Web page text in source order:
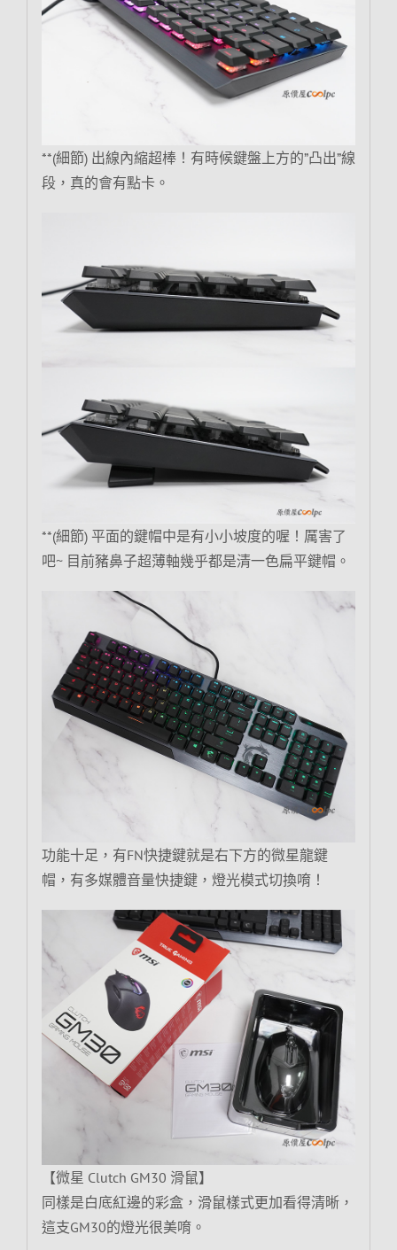
**(細節) 出線內縮超棒！有時候鍵盤上方的”凸出”線
段，真的會有點卡。
**(細節) 平面的鍵帽中是有小小坡度的喔！厲害了
吧~ 目前豬鼻子超薄軸幾乎都是清一色扁平鍵帽。
功能十足，有FN快捷鍵就是右下方的微星龍鍵
帽，有多媒體音量快捷鍵，燈光模式切換唷！
【微星 Clutch GM30 滑鼠】
同樣是白底紅邊的彩盒，滑鼠樣式更加看得清晰，
這支GM30的燈光很美唷。